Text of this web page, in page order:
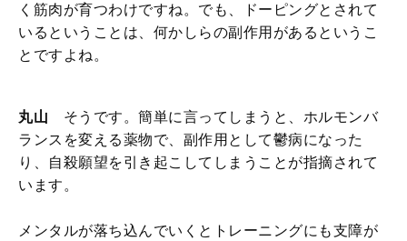
く筋肉が育つわけですね。でも、ドーピングとされて
いるということは、何かしらの副作用があるというこ
とですよね。
丸山 そうです。簡単に言ってしまうと、ホルモンバ
ランスを変える薬物で、副作用として鬱病になった
り、自殺願望を引き起こしてしまうことが指摘されて
います。
メンタルが落ち込んでいくとトレーニングにも支障が